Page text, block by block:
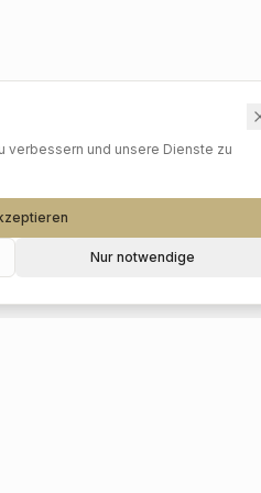
verbessern und unsere Dienste zu
Nur notwendige